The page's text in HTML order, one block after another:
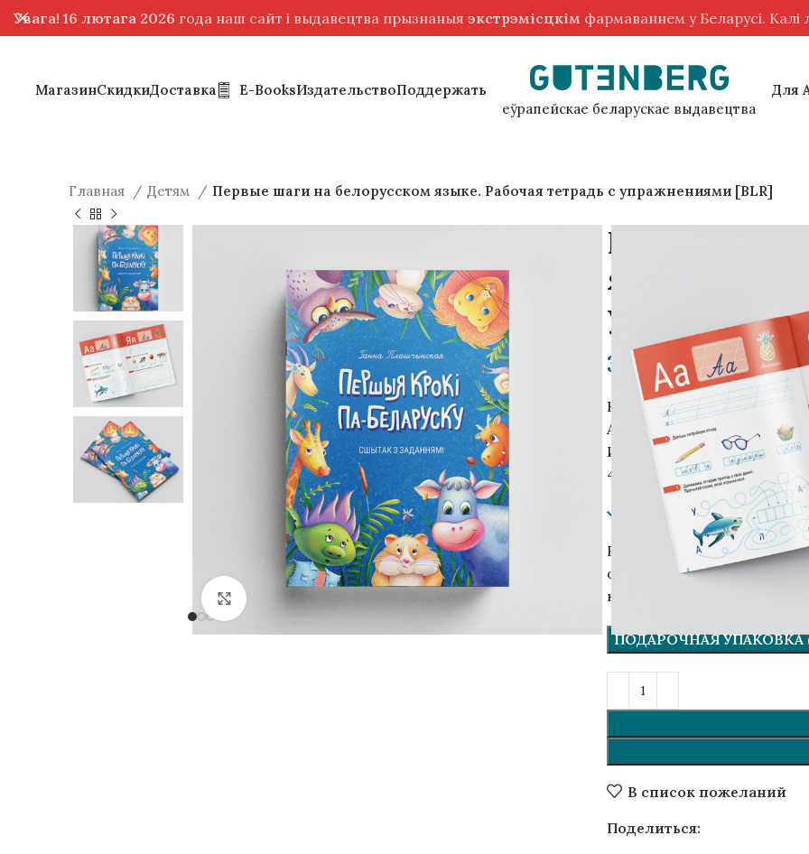
МагазинСкидкиДоставка E-BooksИздательствоПоддержать
еўрапейскае беларускае выдавецтва
Для
Главная Детям Первые шаги на белорусском языке. Рабочая тетрадь с упражнениями [BLR]
Нажмите, чтобы увеличить
Первые шаги
языке.
39,00 zł
Книга на беларусском
Автор: Анна Плашчинская
Иллюстратор: Мария
40 стр., полноцветная
В наличии
Вашу покупку завернём в
открытку. По вашему
комментариях, что указать).
ПОДАРОЧНАЯ УПАКОВКА
В список пожеланий
Поделиться:
Увага! 16 лютага 2026 года наш сайт і выдавецтва прызнаныя экстрэмісцкім фармаваннем у Беларусі.